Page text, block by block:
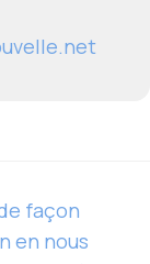
façon
en nous